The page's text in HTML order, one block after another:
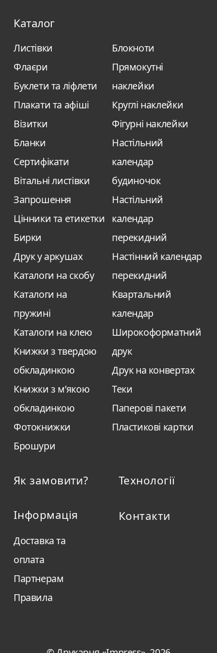
Готовий макет без обробки, який
Професійне виконання замовлення.
Гнучке управління замовленням
(друкуємо стільки екземплярів, скільки
потрібно).
Можливість внесення змін до дизайну в
Цей вид замовлення є оптимальним для
рекламної продукції (буклети, флаєри,
афіші та ін.), корпоративної продукції
(звіти, візитки, бланки, презентації та ін.),
етикетки та упаковки. Також друк у
аркушах використовують видавництва,
освітні установи та, звісно, приватні
особи. Спеціалісти друкарні індивідуально
підійдуть до кожного замовлення та
визначать найкращий формат та тип
друку.
Каталог
Листівки
Флаєри
Буклети та ліфлети
Плакати та афіші
Візитки
Бланки
Сертифікати
Вітальні листівки
Запрошення
Цінники та етикетки
Бирки
Друк у аркушах
Каталоги на скобу
Каталоги на
пружині
Каталоги на клею
Книжки з твердою
обкладинкою
Книжки з м’якою
обкладинкою
Фотокнижки
Брошури
Блокноти
Прямокутні
наклейки
Круглі наклейки
Фігурні наклейки
Настільний
календар
будиночок
Настільний
календар
перекидний
Настінний календар
перекидний
Квартальний
календар
Широкоформатний
друк
Друк на конвертах
Теки
Паперові пакети
Пластикові картки
Як замовити?
Інформація
Доставка та
оплата
Партнерам
Правила
Технології
Контакти